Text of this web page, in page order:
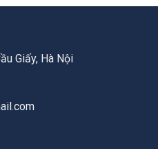
Giấy, Hà Nội